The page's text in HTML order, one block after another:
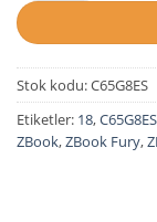
Stok kodu:C65G8ES
Etiketler: 18,C65G8ES
ZBook,ZBook Fury,